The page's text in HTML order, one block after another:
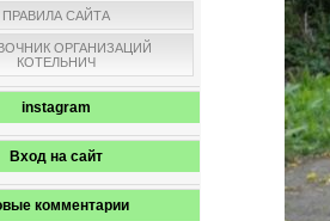
ПРАВИЛА САЙТА
ОРГАНИЗАЦИЙ
КОТЕЛЬНИЧ
instagram
Вход на сайт
комментарии